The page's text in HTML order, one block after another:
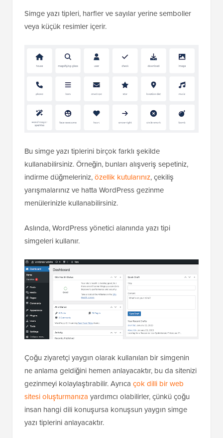
Simge yazı tipleri, harfler ve sayılar yerine semboller
veya küçük resimler içerir.
Bu simge yazı tiplerini birçok farklı şekilde
kullanabilirsiniz. Örneğin, bunları alışveriş sepetiniz,
indirme düğmeleriniz,özellik kutularınız, çekiliş
yarışmalarınız ve hatta WordPress gezinme
menülerinizle kullanabilirsiniz.
Aslında, WordPress yönetici alanında yazı tipi
simgeleri kullanır.
Çoğu ziyaretçi yaygın olarak kullanılan bir simgenin
ne anlama geldiğini hemen anlayacaktır, bu da sitenizi
gezinmeyi kolaylaştırabilir. Ayrıca çok dilli bir web
sitesi oluşturmanıza yardımcı olabilirler, çünkü çoğu
insan hangi dili konuşursa konuşsun yaygın simge
yazı tiplerini anlayacaktır.